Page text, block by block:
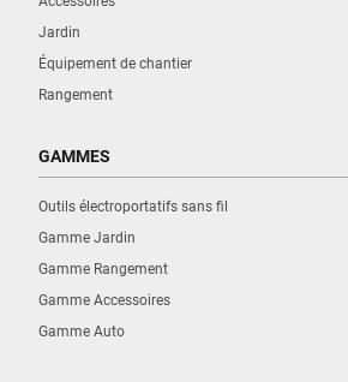
Jardin
Équipement de chantier
Rangement
GAMMES
Outils électroportatifs sans fil
Gamme Jardin
Gamme Rangement
Gamme Accessoires
Gamme Auto